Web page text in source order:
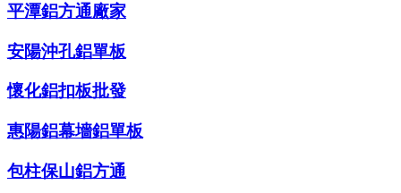
平潭鋁方通廠家
安陽沖孔鋁單板
懷化鋁扣板批發
惠陽鋁幕墻鋁單板
包柱保山鋁方通